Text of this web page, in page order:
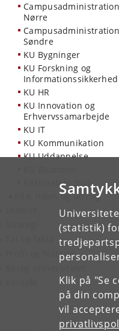
(statistik)
Klik på "Se
på din
vil
Campusadministration
Nørre
Campusadministration
Søndre
KU Bygninger
KU Forskning og
Informationssikkerhed
KU HR
KU Innovation og
Erhvervssamarbejde
KU IT
KU Kommunikation
KU Uddannelse
Rektoratets Stab
Råd, nævn og udvalg
Profil og historie